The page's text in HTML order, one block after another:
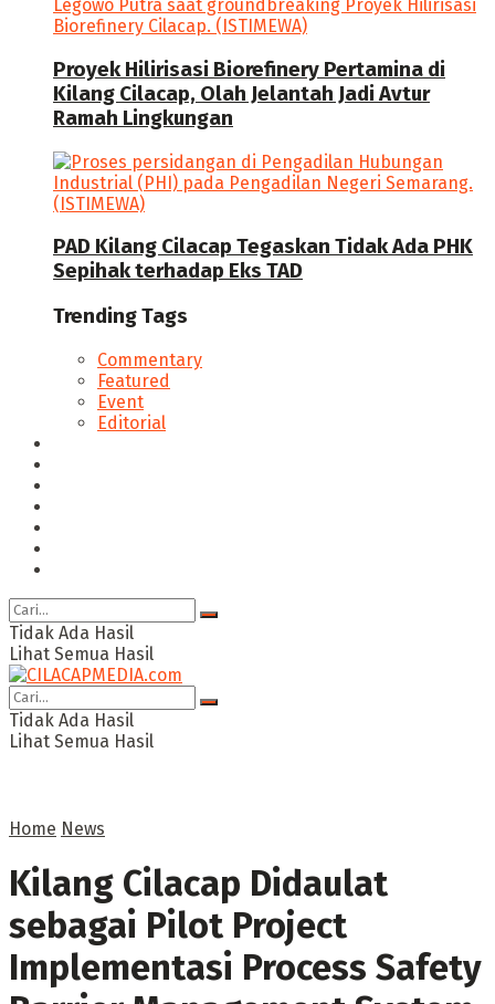
Proyek Hilirisasi Biorefinery Pertamina di
Kilang Cilacap, Olah Jelantah Jadi Avtur
Ramah Lingkungan
PAD Kilang Cilacap Tegaskan Tidak Ada PHK
Sepihak terhadap Eks TAD
Trending Tags
Commentary
Featured
Event
Editorial
Tidak Ada Hasil
Lihat Semua Hasil
Tidak Ada Hasil
Lihat Semua Hasil
Home News
Kilang Cilacap Didaulat
sebagai Pilot Project
Implementasi Process Safety